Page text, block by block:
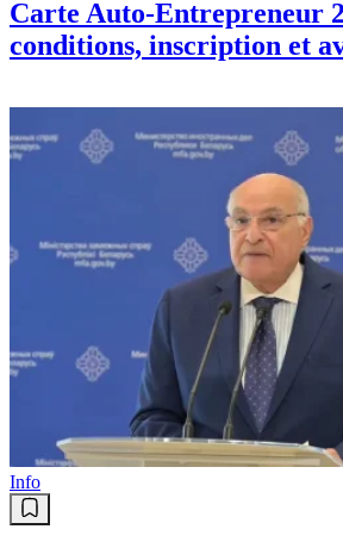
Carte Auto-Entrepreneur
conditions, inscription et
Info